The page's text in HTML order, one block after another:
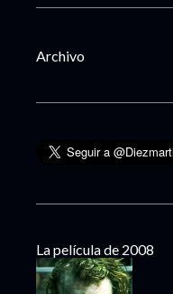
Archivo
La película de 2008